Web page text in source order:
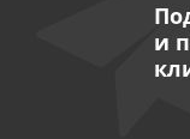
и